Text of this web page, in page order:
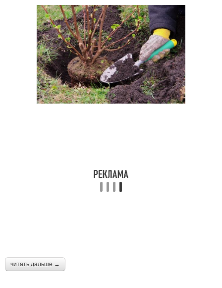
читать дальше →